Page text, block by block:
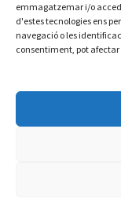
emmagatzemar i/o
d'estes tecnologies ens
navegació o les
consentiment, pot